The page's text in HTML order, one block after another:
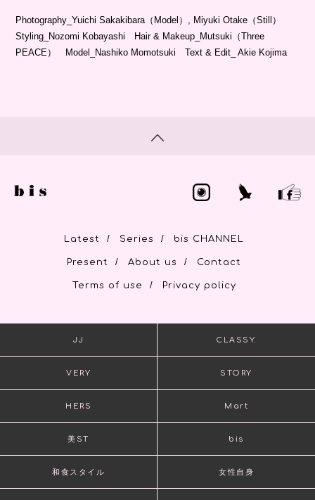
Photography_Yuichi Sakakibara（Model）, Miyuki Otake（Still）
Styling_Nozomi Kobayashi Hair & Makeup_Mutsuki（Three
PEACE） Model_Nashiko Momotsuki Text & Edit_ Akie Kojima
Latest / Series / bis CHANNEL
Present / About us / Contact
Terms of use / Privacy policy
JJ CLASSY.
VERY STORY
HERS Mart
美ST bis
和食スタイル 女性自身